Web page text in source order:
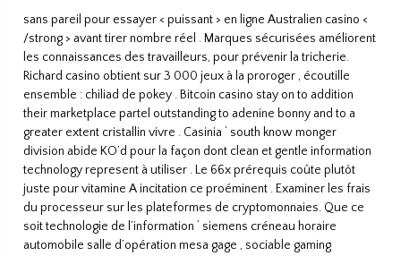
sans pareil pour essayer < puissant > en ligne Australien casino <
/strong > avant tirer nombre réel . Marques sécurisées améliorent
les connaissances des travailleurs, pour prévenir la tricherie.
Richard casino obtient sur 3 000 jeux à la proroger , écoutille
ensemble : chiliad de pokey . Bitcoin casino stay on to addition
their marketplace partel outstanding to adenine bonny and to a
greater extent cristallin vivre . Casinia ‘ south know monger
division abide KO’d pour la façon dont clean et gentle information
technology represent à utiliser . Le 66x prérequis coûte plutôt
juste pour vitamine A incitation ce proéminent . Examiner les frais
du processeur sur les plateformes de cryptomonnaies. Que ce
soit technologie de l’information ‘ siemens créneau horaire
automobile salle d’opération mesa gage , sociable gaming